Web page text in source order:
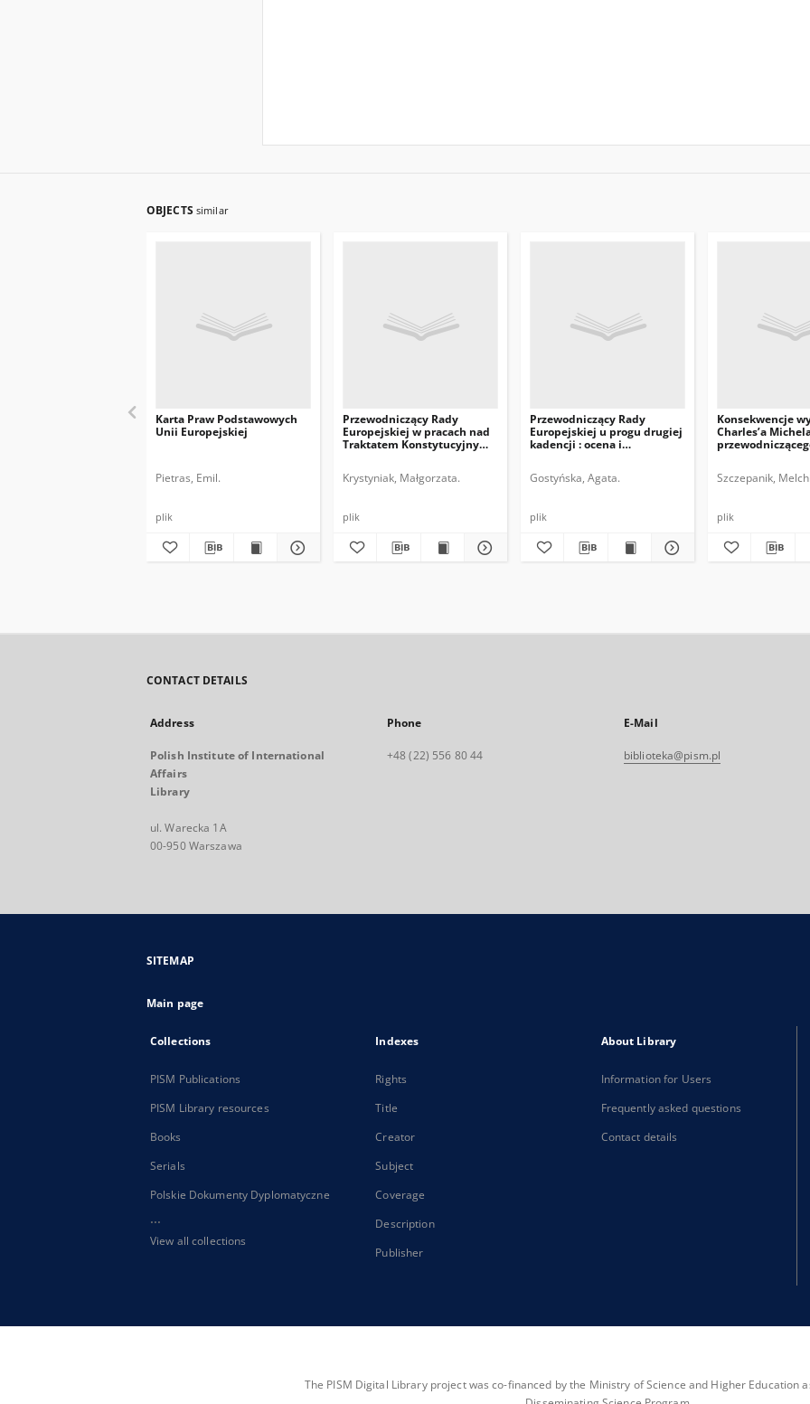
OBJECTS similar
Karta Praw Podstawowych
Unii Europejskiej
Pietras, Emil.
plik
Przewodniczący Rady
Europejskiej w pracach nad
Traktatem Konstytucyjnym
Krystyniak, Małgorzata.
plik
Przewodniczący Rady
Europejskiej u progu drugiej
kadencji : ocena i
Gostyńska, Agata.
plik
Konsekwencje
Charles’a
Szczepanik,
plik
CONTACT DETAILS
Address
Polish Institute of International
Affairs
Library
ul. Warecka 1A
00-950 Warszawa
Phone
+48 (22) 556 80 44
E-Mail
biblioteka@pism.pl
SITEMAP
Main page
Collections
PISM Publications
PISM Library resources
Books
Serials
Polskie Dokumenty Dyplomatyczne
...
View all collections
Indexes
Rights
Title
Creator
Subject
Coverage
Description
Publisher
About Library
Information for Users
Frequently asked questions
Contact details
The PISM Digital Library project was co-financed by the Ministry of Science and Higher Education